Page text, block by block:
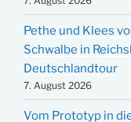
Pethe und Klees
Schwalbe in
Deutschlandtour
7. August 2026
Vom Prototyp in